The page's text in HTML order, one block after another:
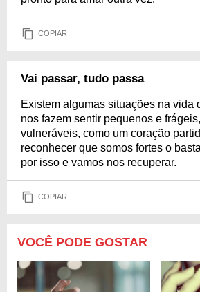
COPIAR
Vai passar, tudo passa
Existem algumas situações na vida
nos fazem sentir pequenos e
vulneráveis, como um coração
reconhecer que somos fortes o
por isso e vamos nos recuperar.
COPIAR
VOCÊ PODE GOSTAR